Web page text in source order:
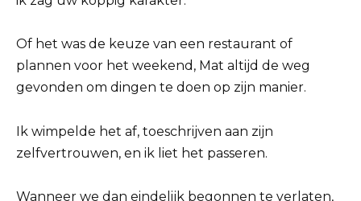
Of het was de keuze van een restaurant of
plannen voor het weekend, Mat altijd de weg
gevonden om dingen te doen op zijn manier.
Ik wimpelde het af, toeschrijven aan zijn
zelfvertrouwen, en ik liet het passeren.
Wanneer we dan eindelijk begonnen te verlaten,